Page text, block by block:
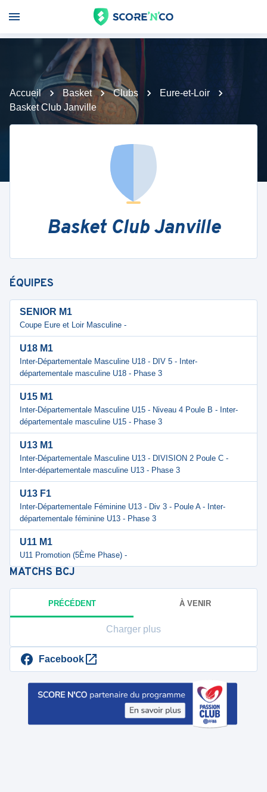
Accueil Basket Clubs
Eure-et-Loir
Basket Club Janville
Basket Club Janville
ÉQUIPES
SENIOR M1
Coupe Eure et Loir Masculine -
U18 M1
Inter-Départementale Masculine U18 - DIV 5 - Inter-
départementale masculine U18 - Phase 3
U15 M1
Inter-Départementale Masculine U15 - Niveau 4 Poule B - Inter-
départementale masculine U15 - Phase 3
U13 M1
Inter-Départementale Masculine U13 - DIVISION 2 Poule C -
Inter-départementale masculine U13 - Phase 3
U13 F1
Inter-Départementale Féminine U13 - Div 3 - Poule A - Inter-
départementale féminine U13 - Phase 3
U11 M1
U11 Promotion (5Ème Phase) -
MATCHS BCJ
PRÉCÉDENT À VENIR
Charger plus
Facebook